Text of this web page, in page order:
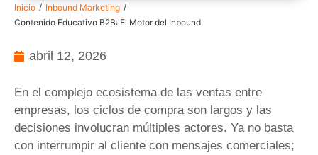
Inicio / Inbound Marketing /
Contenido Educativo B2B: El Motor del Inbound
abril 12, 2026
En el complejo ecosistema de las ventas entre
empresas, los ciclos de compra son largos y las
decisiones involucran múltiples actores. Ya no basta
con interrumpir al cliente con mensajes comerciales;